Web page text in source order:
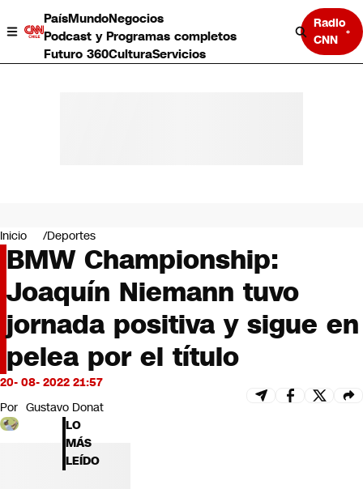
PaísMundoNegocios
Podcast y Programas completos
Futuro 360CulturaServicios
Radio
CNN
Negocios
Deportes
Programas completos
Cultura
Servicios
Bits
CNN tiempo
Futuro 360
Inicio Deportes
BMW Championship:
Joaquín Niemann tuvo
jornada positiva y sigue en
pelea por el título
20- 08- 2022 21:57
Por Gustavo Donat
LO
MÁS
LEÍDO